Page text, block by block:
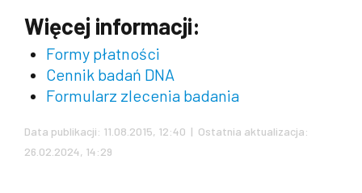
Więcej informacji:
Formy płatności
Cennik badań DNA
Formularz zlecenia badania
Data publikacji: 11.08.2015, 12:40 | Ostatnia aktualizacja:
26.02.2024, 14:29